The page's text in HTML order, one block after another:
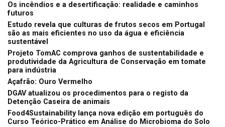
Os incêndios e a desertificação: realidade e caminhos
futuros
Estudo revela que culturas de frutos secos em Portugal
são as mais eficientes no uso da água e eficiência
sustentável
Projeto TomAC comprova ganhos de sustentabilidade e
produtividade da Agricultura de Conservação em tomate
para indústria
Açafrão: Ouro Vermelho
DGAV atualizou os procedimentos para o registo da
Detenção Caseira de animais
Food4Sustainability lança nova edição em português do
Curso Teórico-Prático em Análise do Microbioma do Solo